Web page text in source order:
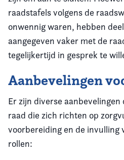
raadstafels volgens de
onwennig waren, hebben
aangegeven vaker met de
tegelijkertijd in gesprek te
Aanbevelingen
Er zijn diverse
raad die zich richten op
voorbereiding en de invulling
rollen: